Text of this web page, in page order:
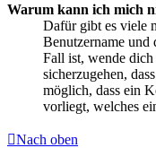
Warum kann ich mich
Dafür gibt es viele
Benutzername und
Fall ist, wende
sicherzugehen,
möglich, dass ein
vorliegt, welches
Nach oben